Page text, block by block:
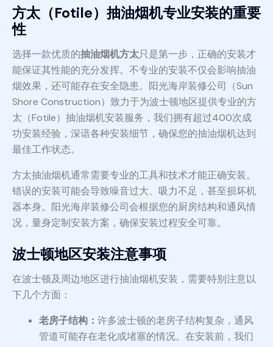
方太（Fotile）抽油烟机专业安装的重要
性
选择一款优质的抽油烟机方太只是第一步，正确的安装才
能保证其性能的充分发挥。不专业的安装不仅会影响抽油
烟效果，还可能存在安全隐患。阳光海岸装修公司（Sun
Shore Construction）致力于为波士顿地区提供专业的方
太（Fotile）抽油烟机安装服务，我们拥有超过400次成
功安装经验，深谙各种安装细节，确保您的抽油烟机达到
最佳工作状态。
方太抽油烟机通常需要专业的工具和技术才能正确安装。
错误的安装可能会导致噪音过大、吸力不足，甚至损坏机
器本身。阳光海岸装修公司会根据您的厨房结构和通风情
况，量身定制安装方案，确保安装过程安全可靠。
波士顿地区安装注意事项
在波士顿及周边地区进行抽油烟机安装，需要特别注意以
下几个方面：
老房子结构： 许多波士顿的老房子结构复杂，通风
管道可能存在老化或堵塞的情况。在安装前，我们